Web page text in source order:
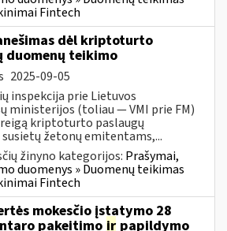
Fintech
dėl kriptoturto
duomenų teikimo
2025-09-05
inspekcija prie Lietuvos
ministerijos (toliau — VMI prie FM)
kriptoturto paslaugų
žetonų emitentams,...
žinyno kategorijos: Prašymai,
duomenys » Duomenų teikimas
Fintech
mokesčio įstatymo 28
pakeitimo ir papildymo